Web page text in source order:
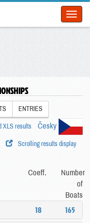
ENTRIES
Česky
XLS results
Scrolling results display
Coeff.
Number
of
Boats
18
165